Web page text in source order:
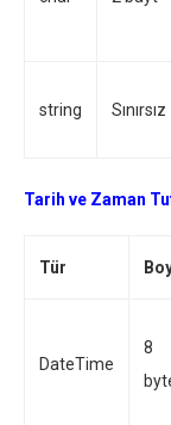
string Sınırsız
Tarih ve Zaman
Tür
DateTime
8